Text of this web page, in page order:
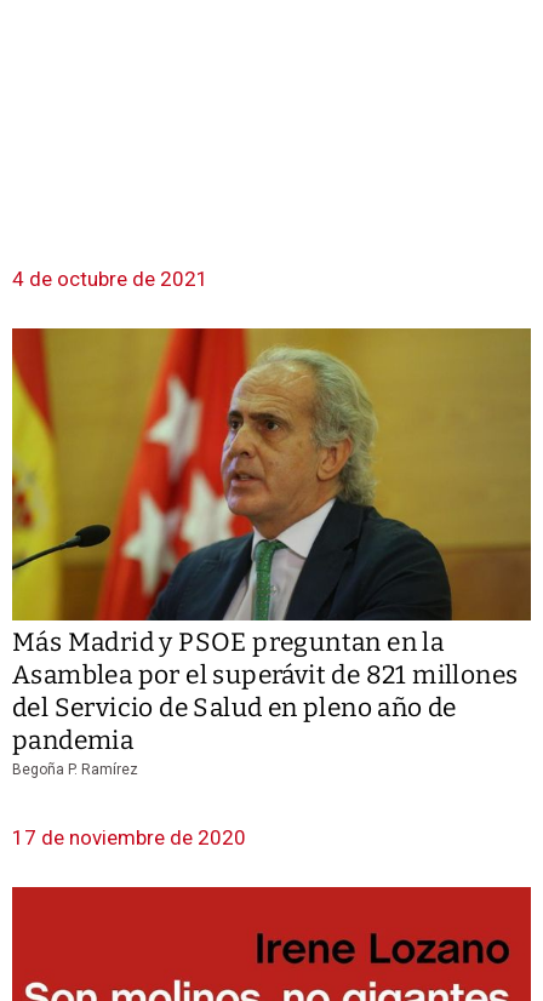
4 de octubre de 2021
Más Madrid y PSOE preguntan en la
Asamblea por el superávit de 821 millones
del Servicio de Salud en pleno año de
pandemia
Begoña P. Ramírez
17 de noviembre de 2020